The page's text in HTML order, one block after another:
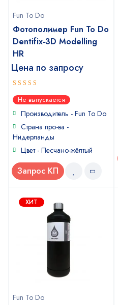
Fun To Do
Фотополимер Fun To Do
Dentifix-3D Modelling
HR
Цена по запросу
5out of 5
Не выпускается
Производитель - Fun To Do
Страна про-ва -
Нидерланды
Цвет - Песчано-жёлтый
Запрос КП
ХИТ
Fun To Do